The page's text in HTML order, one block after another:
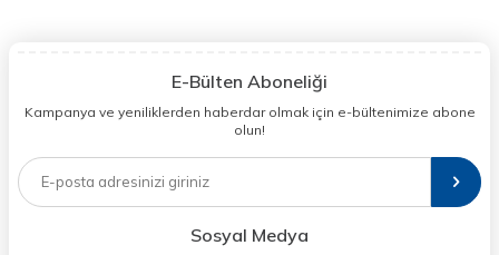
E-Bülten Aboneliği
Kampanya ve yeniliklerden haberdar olmak için e-bültenimize abone
olun!
Sosyal Medya